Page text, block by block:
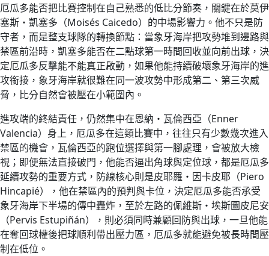
厄瓜多能否把比賽控制在自己熟悉的低比分節奏，關鍵在於莫伊
塞斯・凱塞多（Moisés Caicedo）的中場影響力。他不只是防
守者，而是整支球隊的轉換節點：當象牙海岸把攻勢堆到邊路與
禁區前沿時，凱塞多能否在二點球第一時間回收並向前出球，決
定厄瓜多反擊能不能真正啟動，如果他能持續破壞象牙海岸的進
攻銜接，象牙海岸就很難在同一波攻勢中形成第二、第三次威
脅，比分自然會被壓在小範圍內。
進攻端的終結責任，仍然集中在恩納・瓦倫西亞（Enner
Valencia）身上，厄瓜多在這類比賽中，往往只有少數幾次進入
禁區的機會，瓦倫西亞的跑位選擇與第一腳處理，會被放大檢
視；即便無法直接破門，他能否逼出角球與定位球，都是厄瓜多
延續攻勢的重要方式，防線核心則是皮耶羅・因卡皮耶（Piero
Hincapié），他在禁區內的預判與卡位，決定厄瓜多能否承受
象牙海岸下半場的傳中轟炸，至於左路的佩維斯・埃斯圖皮尼安
（Pervis Estupiñán），則必須同時兼顧回防與出球，一旦他能
在奪回球權後把球順利帶出壓力區，厄瓜多就能避免被長時間壓
制在低位。